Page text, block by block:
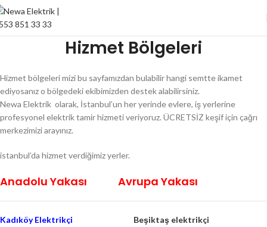
Hizmet Bölgeleri
Hizmet bölgeleri mizi bu sayfamızdan bulabilir hangi semtte ikamet
ediyosanız o bölgedeki ekibimizden destek alabilirsiniz.
Newa Elektrik olarak, İstanbul’un her yerinde evlere, iş yerlerine
profesyonel elektrik tamir hizmeti veriyoruz. ÜCRETSİZ keşif için çağrı
merkezimizi arayınız.
istanbul’da hizmet verdiğimiz yerler.
Anadolu Yakası Avrupa Yakası
Kadıköy Elektrikçi Beşiktaş elektrikçi